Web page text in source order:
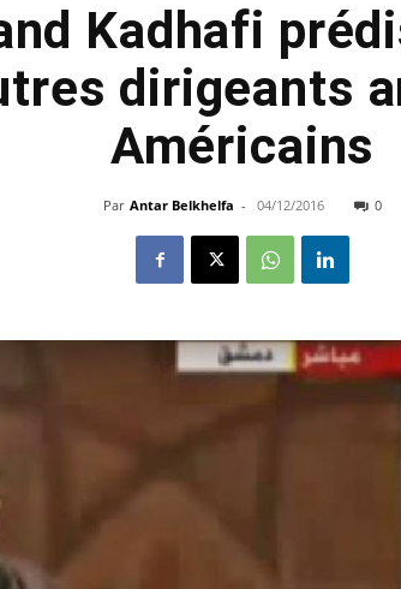
Kadhafi
dirigeants
Américains
Par Antar Belkhelfa - 04/12/2016 0